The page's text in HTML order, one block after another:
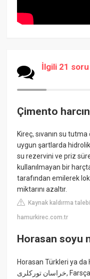
İlgili 21
Çimento
Kireç, sıvanın su
uygun şartlarda
su rezervini ve priz
kullanılmayan bir
tarafından emilerek
miktarını azaltır.
Kaynak kaldırma talebi
hamurkirec.com.tr
Horasan soyu
Horasan Türkleri ya
خراسان توركلرى, Farsça: ترکان خراسانی), İran'ın